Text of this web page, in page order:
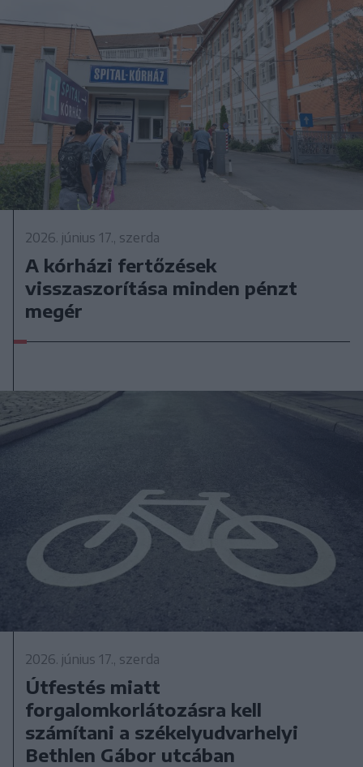
2026. június 17., szerda
A kórházi fertőzések
visszaszorítása minden pénzt
megér
2026. június 17., szerda
Útfestés miatt
forgalomkorlátozásra kell
számítani a székelyudvarhelyi
Bethlen Gábor utcában